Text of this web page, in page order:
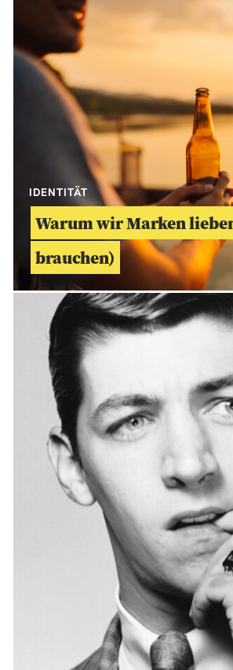
IDENTITÄT
Warum wir Marken
brauchen)